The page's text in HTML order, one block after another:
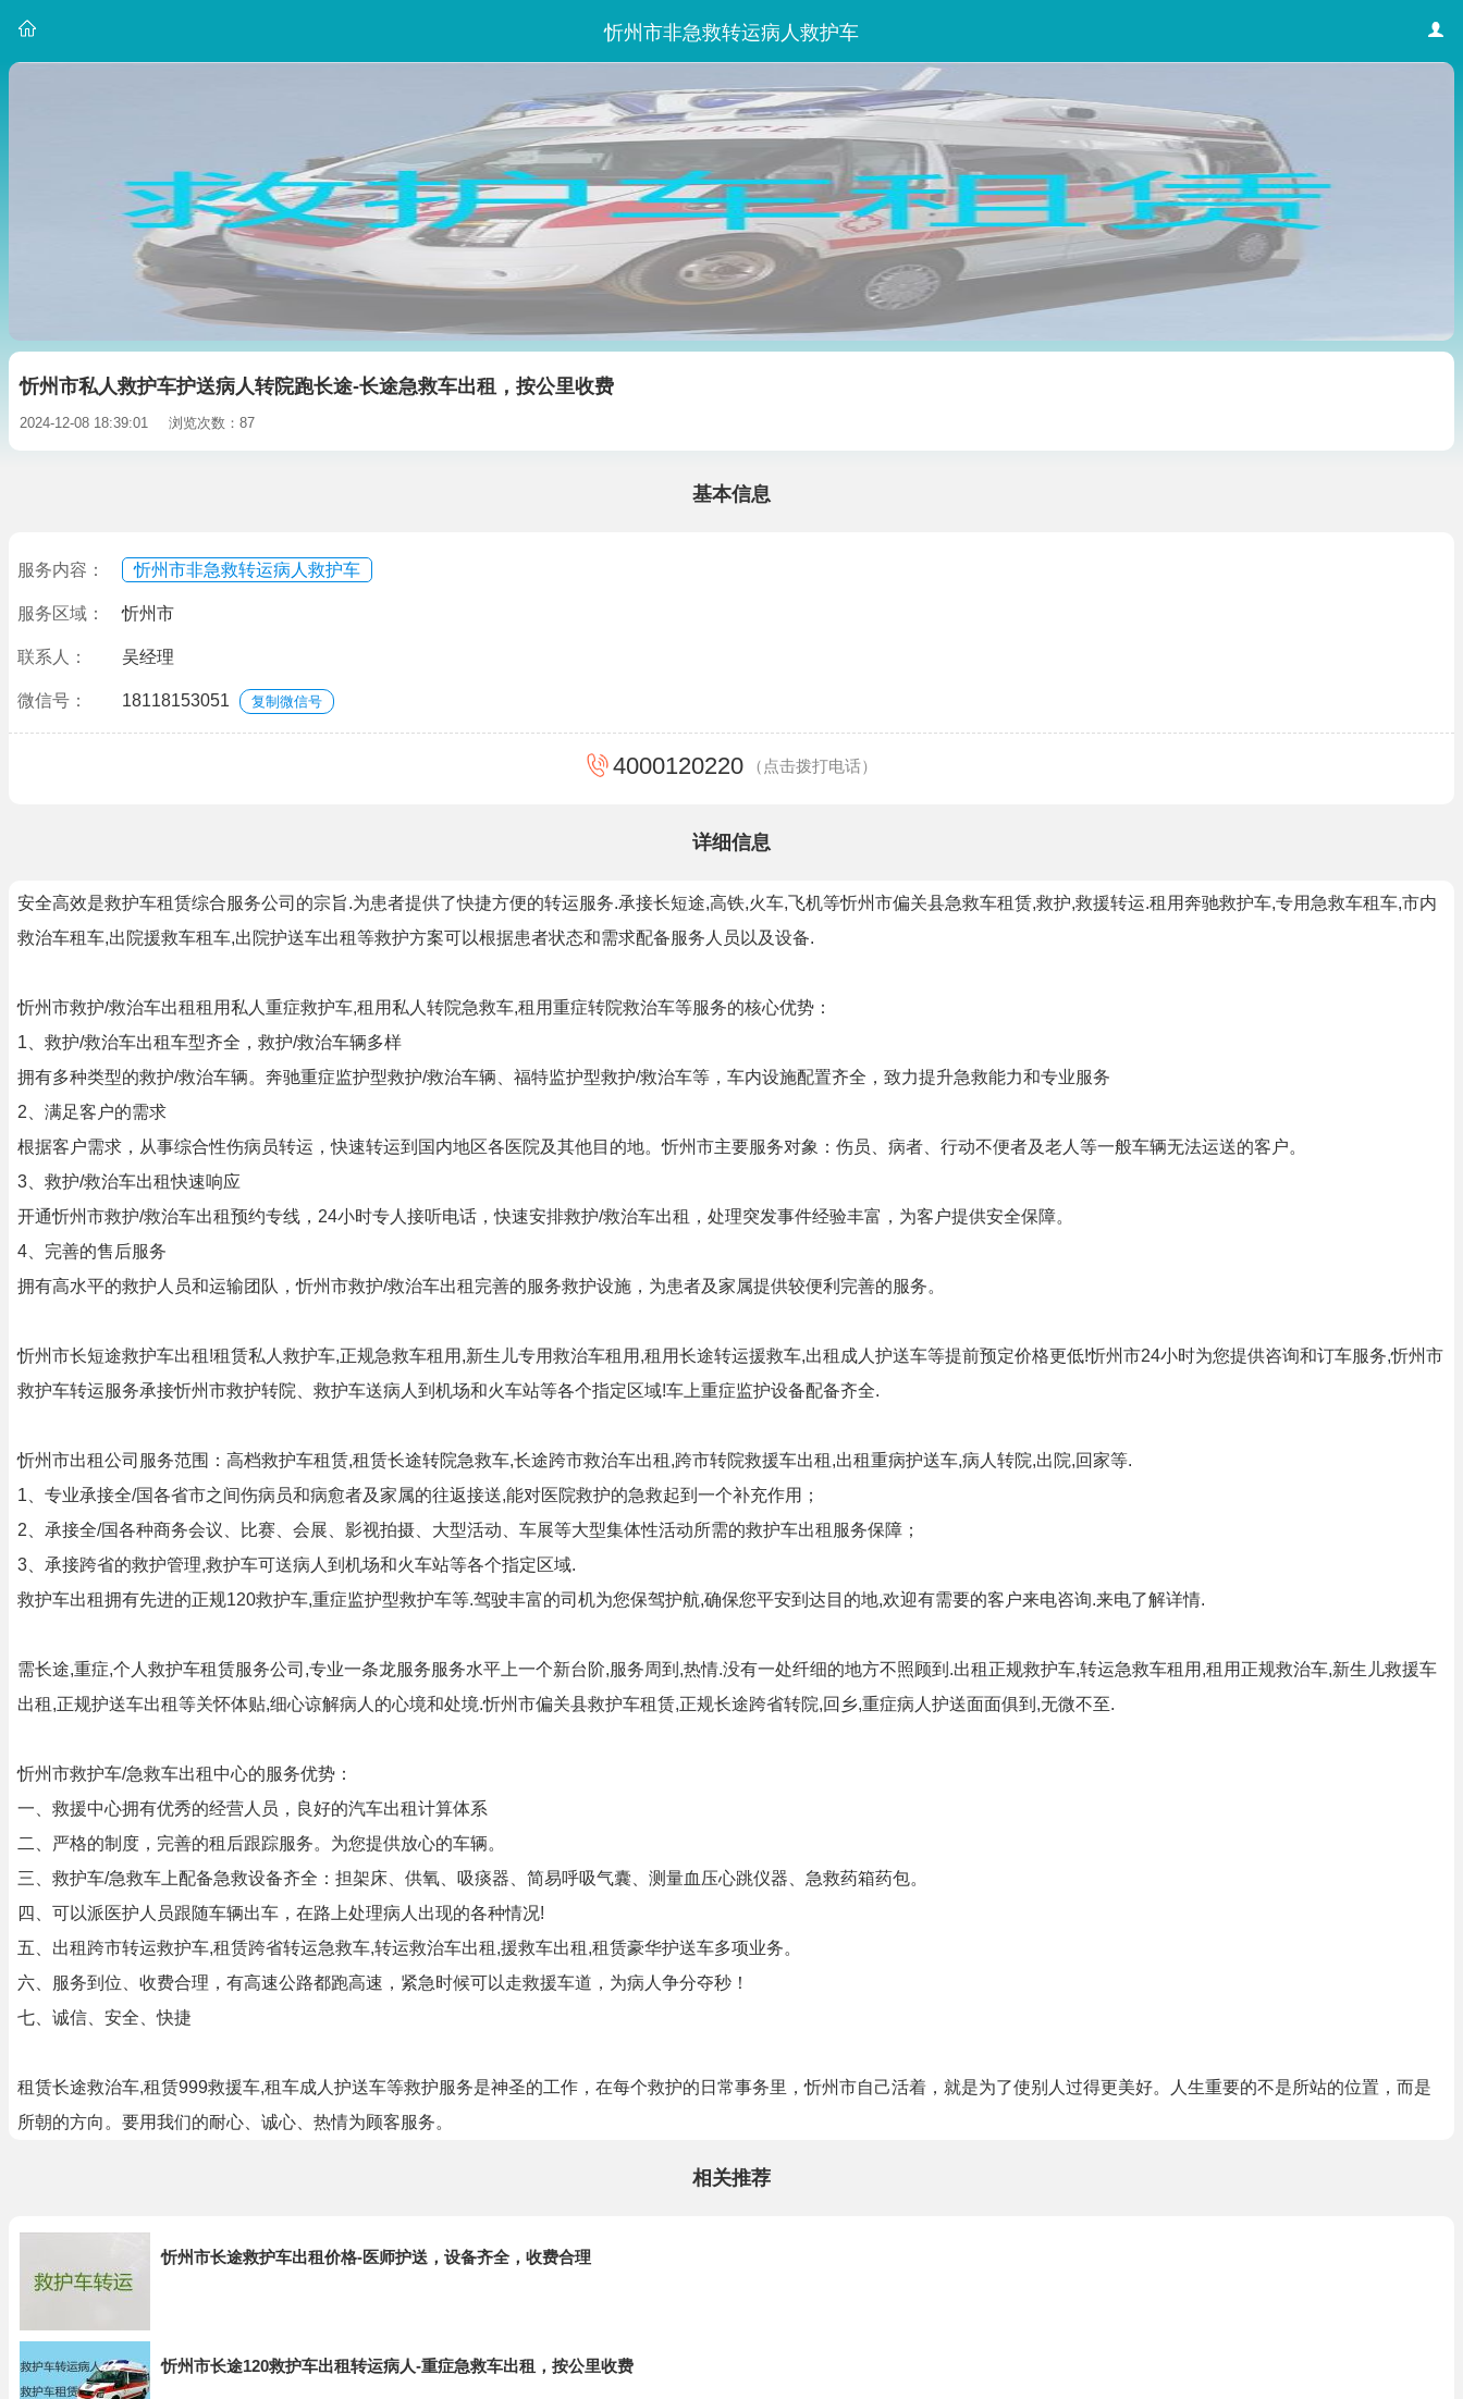
忻州市非急救转运病人救护车
忻州市私人救护车护送病人转院跑长途-长途急救车出租，按公里收费
2024-12-08 18:39:01 浏览次数：87
基本信息
服务内容： 忻州市非急救转运病人救护车
服务区域： 忻州市
联系人： 吴经理
微信号： 18118153051 复制微信号
4000120220 （点击拨打电话）
详细信息
安全高效是救护车租赁综合服务公司的宗旨.为患者提供了快捷方便的转运服务.承接长短途,高铁,火车,飞机等忻州市偏关县急救车租赁,救护,救援转运.租用奔驰救护车,专用急救车租车,市内
救治车租车,出院援救车租车,出院护送车出租等救护方案可以根据患者状态和需求配备服务人员以及设备.
忻州市救护/救治车出租租用私人重症救护车,租用私人转院急救车,租用重症转院救治车等服务的核心优势：
1、救护/救治车出租车型齐全，救护/救治车辆多样
拥有多种类型的救护/救治车辆。奔驰重症监护型救护/救治车辆、福特监护型救护/救治车等，车内设施配置齐全，致力提升急救能力和专业服务
2、满足客户的需求
根据客户需求，从事综合性伤病员转运，快速转运到国内地区各医院及其他目的地。忻州市主要服务对象：伤员、病者、行动不便者及老人等一般车辆无法运送的客户。
3、救护/救治车出租快速响应
开通忻州市救护/救治车出租预约专线，24小时专人接听电话，快速安排救护/救治车出租，处理突发事件经验丰富，为客户提供安全保障。
4、完善的售后服务
拥有高水平的救护人员和运输团队，忻州市救护/救治车出租完善的服务救护设施，为患者及家属提供较便利完善的服务。
忻州市长短途救护车出租!租赁私人救护车,正规急救车租用,新生儿专用救治车租用,租用长途转运援救车,出租成人护送车等提前预定价格更低!忻州市24小时为您提供咨询和订车服务,忻州市
救护车转运服务承接忻州市救护转院、救护车送病人到机场和火车站等各个指定区域!车上重症监护设备配备齐全.
忻州市出租公司服务范围：高档救护车租赁,租赁长途转院急救车,长途跨市救治车出租,跨市转院救援车出租,出租重病护送车,病人转院,出院,回家等.
1、专业承接全/国各省市之间伤病员和病愈者及家属的往返接送,能对医院救护的急救起到一个补充作用；
2、承接全/国各种商务会议、比赛、会展、影视拍摄、大型活动、车展等大型集体性活动所需的救护车出租服务保障；
3、承接跨省的救护管理,救护车可送病人到机场和火车站等各个指定区域.
救护车出租拥有先进的正规120救护车,重症监护型救护车等.驾驶丰富的司机为您保驾护航,确保您平安到达目的地,欢迎有需要的客户来电咨询.来电了解详情.
需长途,重症,个人救护车租赁服务公司,专业一条龙服务服务水平上一个新台阶,服务周到,热情.没有一处纤细的地方不照顾到.出租正规救护车,转运急救车租用,租用正规救治车,新生儿救援车
出租,正规护送车出租等关怀体贴,细心谅解病人的心境和处境.忻州市偏关县救护车租赁,正规长途跨省转院,回乡,重症病人护送面面俱到,无微不至.
忻州市救护车/急救车出租中心的服务优势：
一、救援中心拥有优秀的经营人员，良好的汽车出租计算体系
二、严格的制度，完善的租后跟踪服务。为您提供放心的车辆。
三、救护车/急救车上配备急救设备齐全：担架床、供氧、吸痰器、简易呼吸气囊、测量血压心跳仪器、急救药箱药包。
四、可以派医护人员跟随车辆出车，在路上处理病人出现的各种情况!
五、出租跨市转运救护车,租赁跨省转运急救车,转运救治车出租,援救车出租,租赁豪华护送车多项业务。
六、服务到位、收费合理，有高速公路都跑高速，紧急时候可以走救援车道，为病人争分夺秒！
七、诚信、安全、快捷
租赁长途救治车,租赁999救援车,租车成人护送车等救护服务是神圣的工作，在每个救护的日常事务里，忻州市自己活着，就是为了使别人过得更美好。人生重要的不是所站的位置，而是
所朝的方向。要用我们的耐心、诚心、热情为顾客服务。
相关推荐
忻州市长途救护车出租价格-医师护送，设备齐全，收费合理
忻州市长途120救护车出租转运病人-重症急救车出租，按公里收费